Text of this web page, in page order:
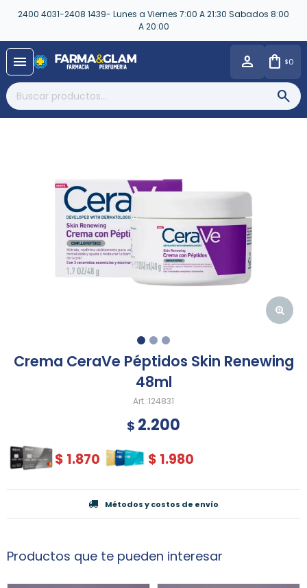
2400 4031-2408 1439- Lunes a Viernes 7:00 A 21:30 Sabados 8:00
A 20:00
menu $0
Crema CeraVe Péptidos Skin Renewing
48ml
124831
$ 2.200
$ 1.870 $ 1.980
Métodos y costos de envío
Productos que te pueden interesar